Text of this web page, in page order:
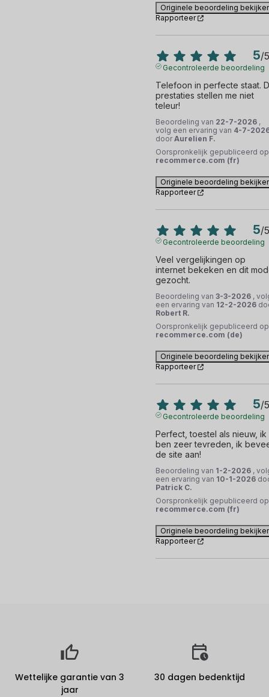
Originele beoordeling
Rapporteer
5/5
Gecontroleerde beoordeling
Telefoon in perfecte staat.
prestaties stellen me niet
teleur!
Beoordeling van 22-7-2026 ,
volg een ervaring van 4-7-
door Aurelien F.
Oorspronkelijk gepubliceerd op
recommerce.com (fr)
Originele beoordeling
Rapporteer
5/5
Gecontroleerde beoordeling
Veel vergelijkingen op
internet bekeken en dit
gezocht.
Beoordeling van 3-3-2026 ,
een ervaring van 12-2-2026
Robert R.
Oorspronkelijk gepubliceerd op
recommerce.com (de)
Originele beoordeling
Rapporteer
5/5
Gecontroleerde beoordeling
Perfect, toestel als nieuw, ik
ben zeer tevreden, ik
de site aan!
Beoordeling van 1-2-2026 ,
een ervaring van 10-1-2026
Patrick C.
Oorspronkelijk gepubliceerd op
recommerce.com (fr)
Originele beoordeling
Rapporteer
Wettelijke garantie van 3
jaar
30 dagen bedenktijd